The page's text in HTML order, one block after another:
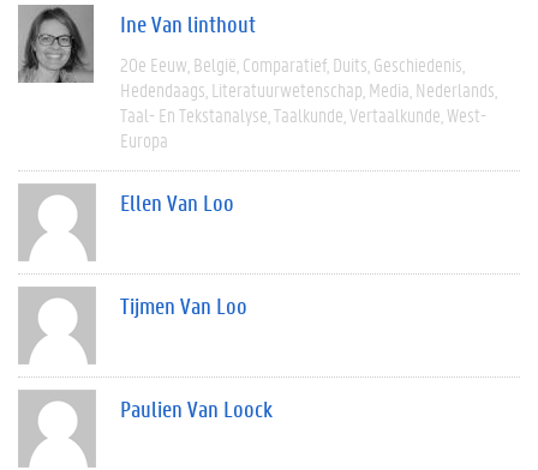
Ine Van linthout
20e Eeuw België Comparatief Duits Geschiedenis
Hedendaags Literatuurwetenschap Media Nederlands
Taal- En Tekstanalyse Taalkunde Vertaalkunde West-
Europa
Ellen Van Loo
Tijmen Van Loo
Paulien Van Loock